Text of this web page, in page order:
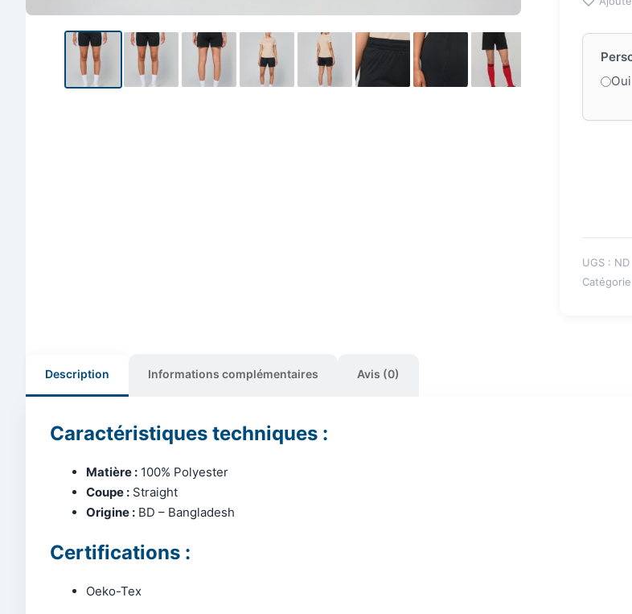
Oui
UGS : ND
Description Informations complémentaires Avis (0)
Caractéristiques techniques :
Matière : 100% Polyester
Coupe : Straight
Origine : BD – Bangladesh
Certifications :
Oeko-Tex